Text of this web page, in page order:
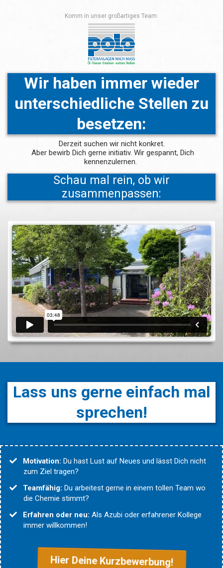
Komm in unser großartiges Team:
Wir haben immer wieder
unterschiedliche Stellen zu
besetzen:
Derzeit suchen wir nicht konkret.
Aber bewirb Dich gerne initiativ. Wir gespannt, Dich
kennenzulernen.
Schau mal rein, ob wir
zusammenpassen:
Lass uns gerne einfach mal
sprechen!
Motivation: Du hast Lust auf Neues und lässt Dich nicht
zum Ziel tragen?
Teamfähig: Du arbeitest gerne in einem tollen Team wo
die Chemie stimmt?
Erfahren oder neu: Als Azubi oder erfahrener Kollege
immer willkommen!
Hier Deine Kurzbewerbung!